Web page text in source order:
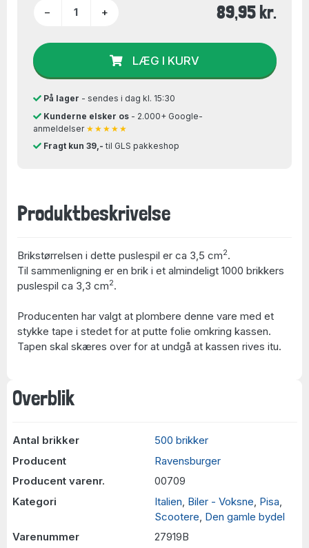
Overblik
Antal brikker
500 brikker
Producent
Ravensburger
Producent varenr.
00709
Kategori
Italien Biler - Voksne Pisa
Scootere Den gamle bydel
Varenummer
27919B
− + 89,95 kr.
LÆG I KURV
På lager - sendes i dag kl. 15:30
Kunderne elsker os- 2.000+ Google-
anmeldelser ★★★★★
Fragt kun 39,- til GLS pakkeshop
Produktbeskrivelse
Brikstørrelsen i dette puslespil er ca 3,5 cm2.
Til sammenligning er en brik i et almindeligt 1000 brikkers
puslespil ca 3,3 cm2.
Producenten har valgt at plombere denne vare med et
stykke tape i stedet for at putte folie omkring kassen.
Tapen skal skæres over for at undgå at kassen rives itu.